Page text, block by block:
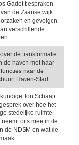
Gadet bespraken
de Zaanse wijk
en gevolgen
verschillende
de transformatie
de haven met haar
naar de
Haven-Stad.
Ton Schaap
over hoe het
stedelijke ruimte
neemt ons mee in de
de NDSM en wat de